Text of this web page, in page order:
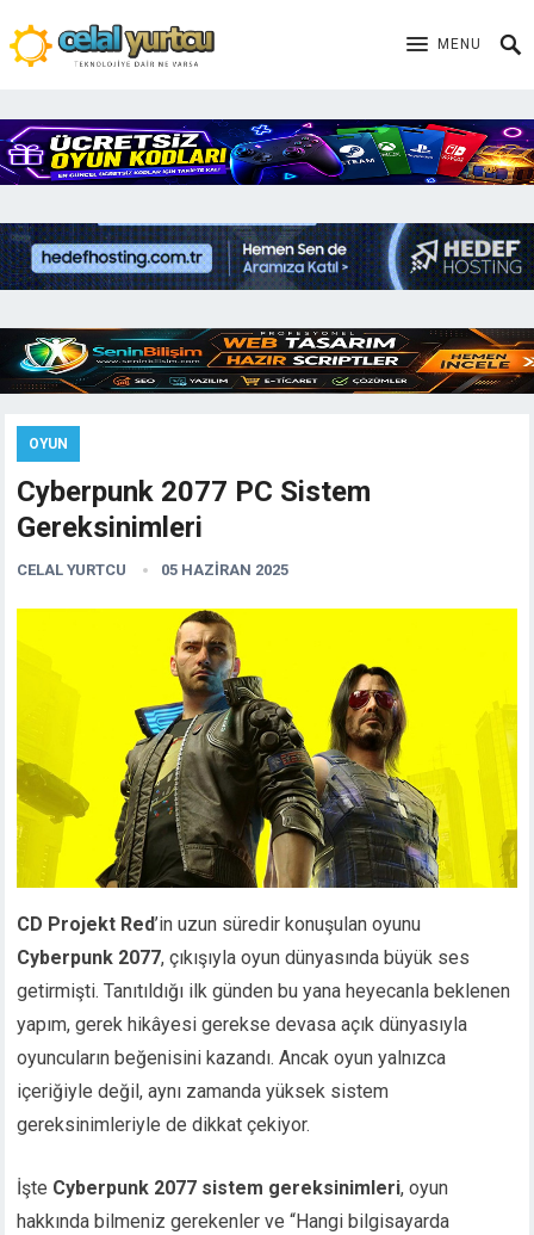
MENU
OYUN
Cyberpunk 2077 PC Sistem
Gereksinimleri
CELAL YURTCU 05 HAZIRAN 2025
CD Projekt Red’in uzun süredir konuşulan oyunu
Cyberpunk 2077, çıkışıyla oyun dünyasında büyük ses
getirmişti. Tanıtıldığı ilk günden bu yana heyecanla beklenen
yapım, gerek hikâyesi gerekse devasa açık dünyasıyla
oyuncuların beğenisini kazandı. Ancak oyun yalnızca
içeriğiyle değil, aynı zamanda yüksek sistem
gereksinimleriyle de dikkat çekiyor.
İşte Cyberpunk 2077 sistem gereksinimleri, oyun
hakkında bilmeniz gerekenler ve “Hangi bilgisayarda